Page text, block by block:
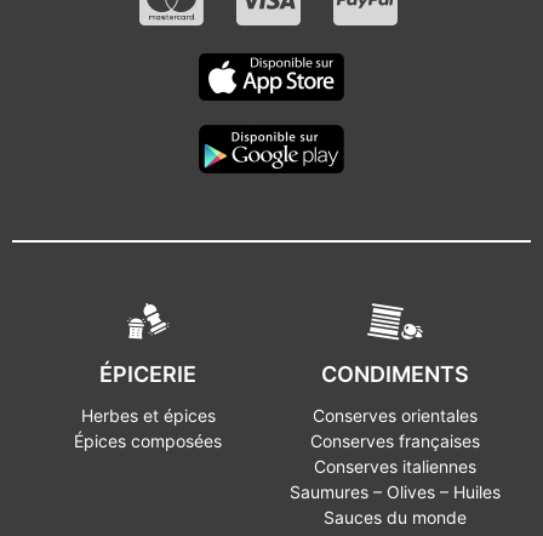
ÉPICERIE
Herbes et épices
Épices composées
CONDIMENTS
Conserves orientales
Conserves françaises
Conserves italiennes
Saumures – Olives – Huiles
Sauces du monde